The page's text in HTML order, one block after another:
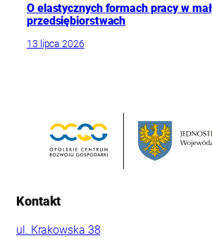
O elastycznych formach pracy w
przedsiębiorstwach
13 lipca 2026
Kontakt
ul. Krakowska 38